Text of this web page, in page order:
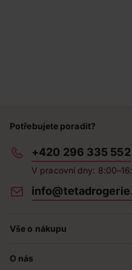
Potřebujete poradit?
+420 296 335 552
V pracovní dny:
Vše o nákupu
O nás